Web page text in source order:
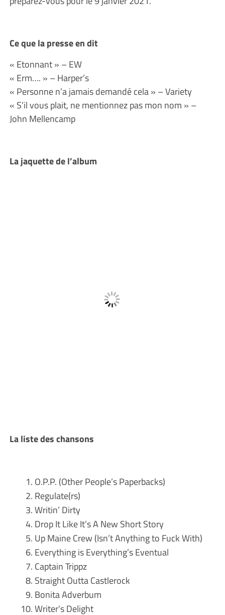
Ce que la presse en dit
« Etonnant » – EW
« Erm…. » – Harper’s
« Personne n’a jamais demandé cela » – Variety
« S’il vous plait, ne mentionnez pas mon nom » –
John Mellencamp
La jaquette de l’album
La liste des chansons
O.P.P. (Other People’s Paperbacks)
Regulate(rs)
Writin’ Dirty
Drop It Like It’s A New Short Story
Up Maine Crew (Isn’t Anything to Fuck With)
Everything is Everything’s Eventual
Captain Trippz
Straight Outta Castlerock
Bonita Adverbum
Writer’s Delight